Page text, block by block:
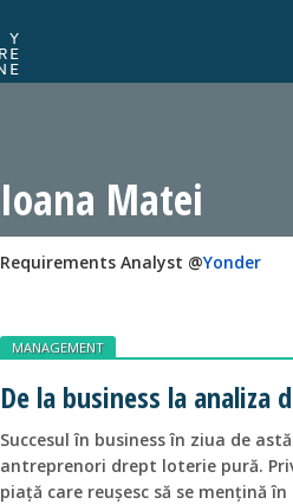
NOU
Ioana Matei
Requirements Analyst @Yonder
MANAGEMENT
De la business la analiza
Succesul în business în ziua de
antreprenori drept loterie pură.
piaţă care reuşesc să se menţină